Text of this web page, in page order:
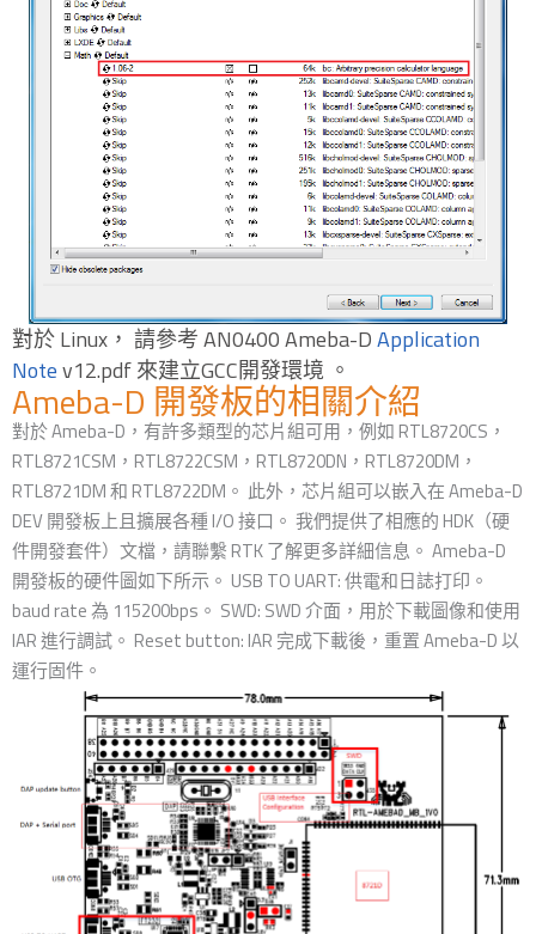
對於 Linux， 請參考 AN0400 Ameba-DApplication
Notev12.pdf 來建立GCC開發環境 。
Ameba-D 開發板的相關介紹
對於 Ameba-D，有許多類型的芯片組可用，例如 RTL8720CS，
RTL8721CSM，RTL8722CSM，RTL8720DN，RTL8720DM，
RTL8721DM 和 RTL8722DM。 此外，芯片組可以嵌入在 Ameba-D
DEV 開發板上且擴展各種 I/O 接口。 我們提供了相應的 HDK（硬
件開發套件）文檔，請聯繫 RTK 了解更多詳細信息。 Ameba-D
開發板的硬件圖如下所示。 USB TO UART: 供電和日誌打印。
baud rate 為 115200bps。 SWD: SWD 介面，用於下載圖像和使用
IAR 進行調試。 Reset button: IAR 完成下載後，重置 Ameba-D 以
運行固件。